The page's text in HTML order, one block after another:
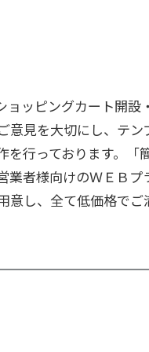
ッピングカート開設
意見を大切にし、テ
行っております。「
業者様向けのＷＥＢ
し、全て低価格でご